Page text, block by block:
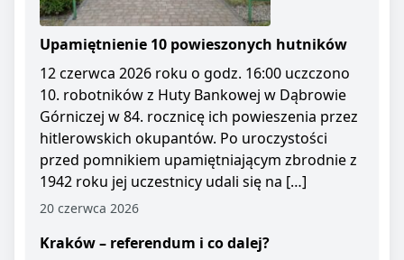
Upamiętnienie 10 powieszonych hutników
12 czerwca 2026 roku o godz. 16:00 uczczono
10. robotników z Huty Bankowej w Dąbrowie
Górniczej w 84. rocznicę ich powieszenia przez
hitlerowskich okupantów. Po uroczystości
przed pomnikiem upamiętniającym zbrodnie z
1942 roku jej uczestnicy udali się na […]
20 czerwca 2026
Kraków – referendum i co dalej?